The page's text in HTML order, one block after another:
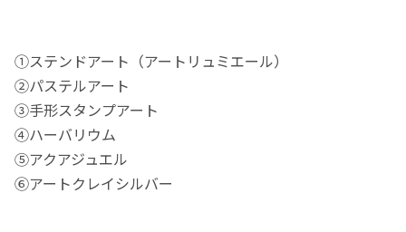
①ステンドアート（アートリュミエール）
②パステルアート
③手形スタンプアート
④ハーバリウム
⑤アクアジュエル
⑥アートクレイシルバー